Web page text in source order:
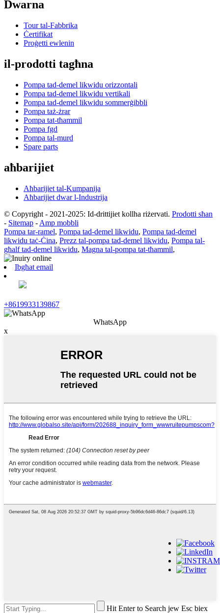
Dwarna
Tour tal-Fabbrika
Ċertifikat
Proġetti ewlenin
il-prodotti tagħna
Pompa tad-demel likwidu orizzontali
Pompa tad-demel likwidu vertikali
Pompa tad-demel likwidu sommerġibbli
Pompa taż-żrar
Pompa tat-tħammil
Pompa fgd
Pompa tal-murd
Spare parts
aħbarijiet
Aħbarijiet tal-Kumpanija
Aħbarijiet dwar l-Industrija
© Copyright - 2021-2025: Id-drittijiet kollha riżervati. Prodotti sħan
- Sitemap - Amp mobbli
Pompa tar-ramel, Pompa tad-demel likwidu, Pompa tad-demel
likwidu taċ-Ċina, Prezz tal-pompa tad-demel likwidu, Pompa tal-
għalf tad-demel likwidu, Magna tal-pompa tat-tħammil,
Ibgħat email
+8619933139867
WhatsApp
x
Hit Enter to Search jew Esc biex